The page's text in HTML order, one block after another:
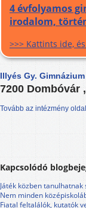
4 évfolyamos
irodalom,
>>> Kattints ide,
Illyés Gy.
7200 Dombóvár
Tovább az intézmény
Kapcsolódó
Játék közben
Nem minden
Fiatal feltalálók, kutatók